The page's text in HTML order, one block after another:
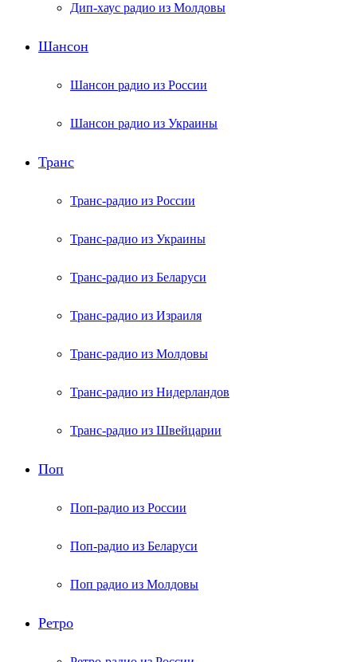
Дип-хаус радио из Молдовы
Шансон
Шансон радио из России
Шансон радио из Украины
Транс
Транс-радио из России
Транс-радио из Украины
Транс-радио из Беларуси
Транс-радио из Израиля
Транс-радио из Молдовы
Транс-радио из Нидерландов
Транс-радио из Швейцарии
Поп
Поп-радио из России
Поп-радио из Беларуси
Поп радио из Молдовы
Ретро